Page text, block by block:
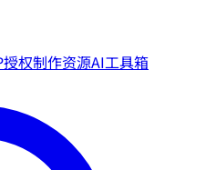
权制作资源AI工具箱